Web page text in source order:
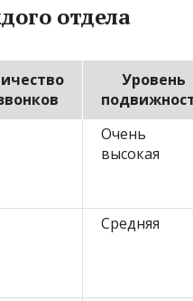
отдела
Уровень
Очень
высокая
Средняя